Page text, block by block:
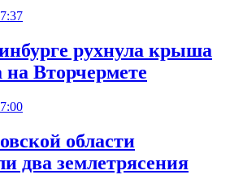
рухнула крыша
на Вторчермете
области
два землетрясения